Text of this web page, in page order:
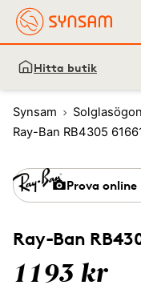
Hitta butik
Synsam Solglasögon
Ray-Ban RB4305
Ray-Ban
1193 kr
Prova online